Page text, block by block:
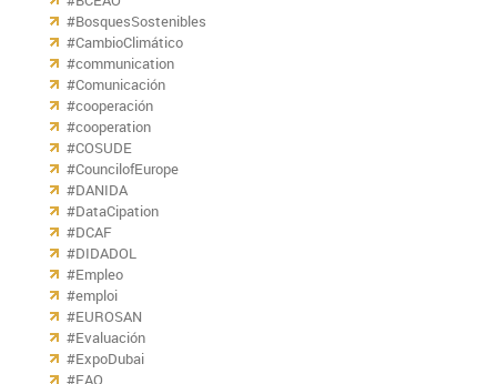
#BosquesSostenibles
#CambioClimático
#communication
#Comunicación
#cooperación
#cooperation
#COSUDE
#CouncilofEurope
#DANIDA
#DataCipation
#DCAF
#DIDADOL
#Empleo
#emploi
#EUROSAN
#Evaluación
#ExpoDubai
#FAO